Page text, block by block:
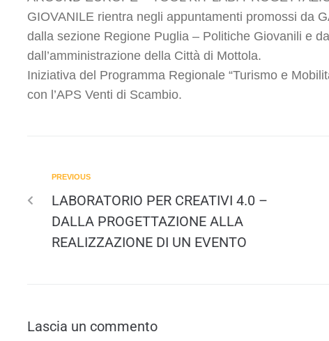
GIOVANILE rientra negli appuntamenti promossi da
dalla sezione Regione Puglia – Politiche Giovanili e da
dall’amministrazione della Città di Mottola.
Iniziativa del Programma Regionale “Turismo e
con l’APS Venti di Scambio.
PREVIOUS
LABORATORIO PER CREATIVI 4.0 –
DALLA PROGETTAZIONE ALLA
REALIZZAZIONE DI UN EVENTO
Lascia un commento